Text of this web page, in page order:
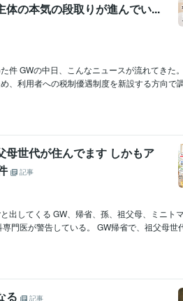
の本気の段取りが進んでい...
件 GWの中日、こんなニュースが流れてきた
、利用者への税制優遇制度を新設する方向で
母世代が住んでます しかもア
記事
出してくる GW、帰省、孫、祖父母、ミニ
門医が警告している。 GW帰省で、祖父母世
る 記事